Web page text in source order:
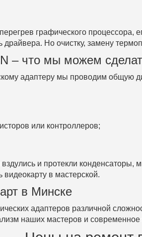
графического
драйвера. Но очистку, замену
– что мы можем
адаптеру мы проводим общую
или контроллеров;
и протекли конденсаторы,
в мастерской.
в Минске
адаптеров различной
наших мастеров и